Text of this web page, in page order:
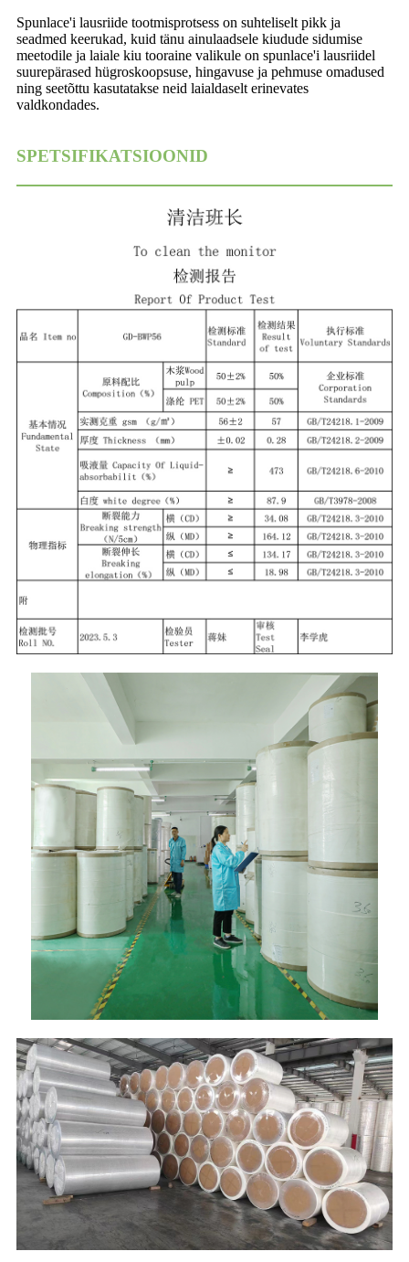
Spunlace'i lausriide tootmisprotsess on suhteliselt pikk ja
seadmed keerukad, kuid tänu ainulaadsele kiudude sidumise
meetodile ja laiale kiu tooraine valikule on spunlace'i lausriidel
suurepärased hügroskoopsuse, hingavuse ja pehmuse omadused
ning seetõttu kasutatakse neid laialdaselt erinevates
valdkondades.
SPETSIFIKATSIOONID